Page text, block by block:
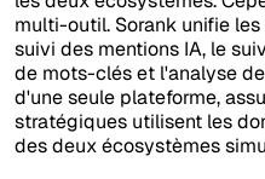
multi-outil. Sorank unifie
suivi des mentions IA, le
de mots-clés et l'analyse
d'une seule plateforme,
stratégiques utilisent les
des deux écosystèmes